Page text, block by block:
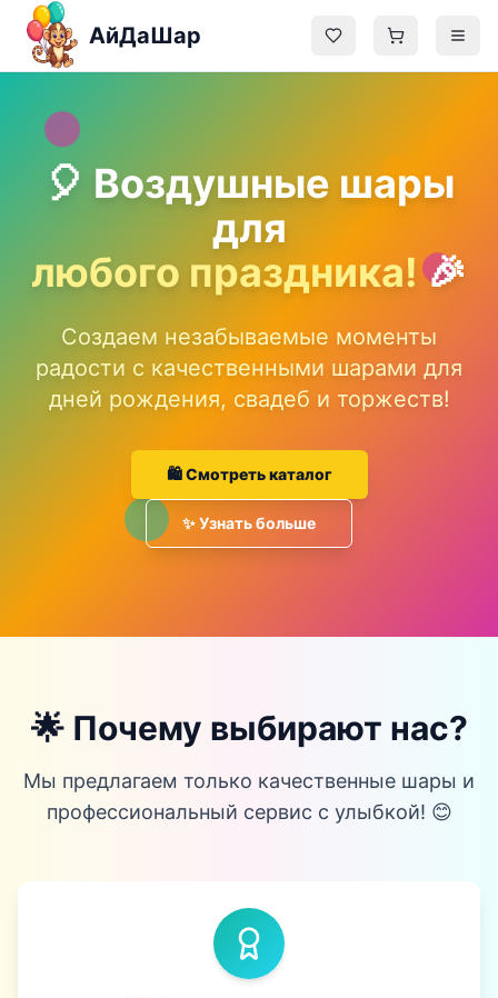
Перейти к содержимому
АйДаШар
Блог
О нас
Контакты
🎈 Воздушные шары
для
любого праздника!🎉
Создаем незабываемые моменты
радости с качественными шарами для
дней рождения, свадеб и торжеств!
🛍️ Смотреть каталог
✨ Узнать больше
🌟 Почему выбирают нас?
Мы предлагаем только качественные шары и
профессиональный сервис с улыбкой! 😊